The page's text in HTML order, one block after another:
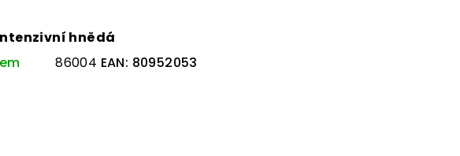
hnědá
86004 EAN: 80952053